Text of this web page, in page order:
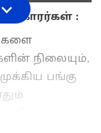
:
நிலையும்,
பங்கு